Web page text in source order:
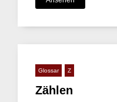
Glossar Z
Zählen